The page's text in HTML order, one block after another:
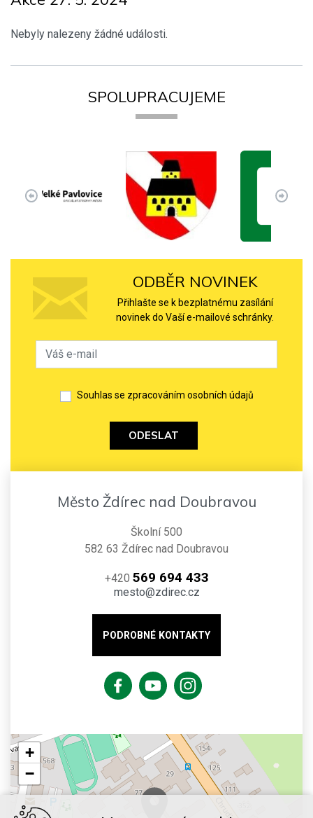
Nebyly nalezeny žádné události.
SPOLUPRACUJEME
ODBĚR NOVINEK
Přihlašte se k bezplatnému zasílání
novinek do Vaší e-mailové schránky.
Souhlas se zpracováním osobních údajů
ODESLAT
Město Ždírec nad Doubravou
Školní 500
582 63 Ždírec nad Doubravou
+420 569 694 433
mesto@zdirec.cz
PODROBNÉ KONTAKTY
+
−